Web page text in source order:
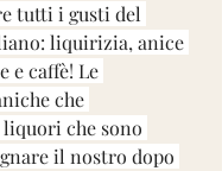
tutti i gusti del
liquirizia, anice
e caffè! Le
che
che sono
il nostro dopo